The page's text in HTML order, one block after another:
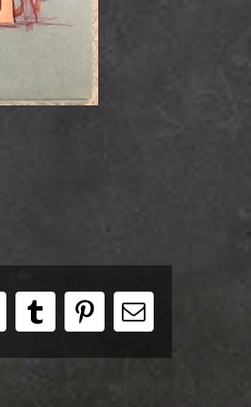
TumblrPinterest
E-